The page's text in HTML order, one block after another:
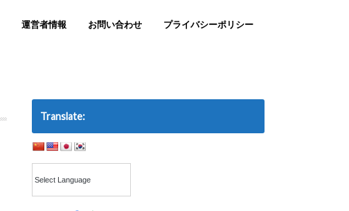
運営者情報 お問い合わせ プライバシーポリシー
Translate: